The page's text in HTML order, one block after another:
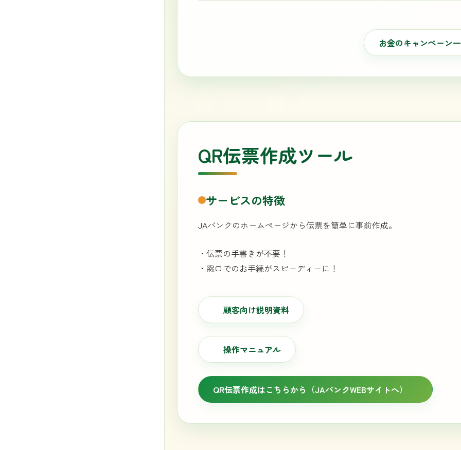
お金のキャンペーン
QR伝票作成ツール
サービスの特徴
JAバンクのホームページから伝票を簡単に事前作成。
・伝票の手書きが不要！
・窓口でのお手続がスピーディーに！
顧客向け説明資料
操作マニュアル
QR伝票作成はこちらから（JAバンクWEBサイトへ）